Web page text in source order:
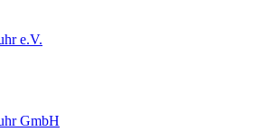
e.V.
GmbH